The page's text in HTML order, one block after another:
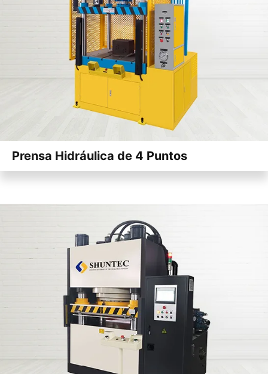
Prensa Hidráulica de 4 Puntos